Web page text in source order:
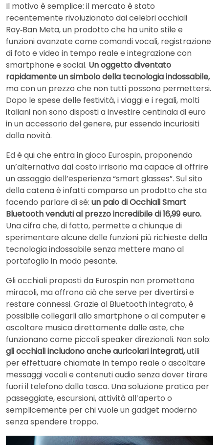
Il motivo è semplice: il mercato è stato
recentemente rivoluzionato dai celebri occhiali
Ray‑Ban Meta, un prodotto che ha unito stile e
funzioni avanzate come comandi vocali, registrazione
di foto e video in tempo reale e integrazione con
smartphone e social. Un oggetto diventato
rapidamente un simbolo della tecnologia indossabile,
ma con un prezzo che non tutti possono permettersi.
Dopo le spese delle festività, i viaggi e i regali, molti
italiani non sono disposti a investire centinaia di euro
in un accessorio del genere, pur essendo incuriositi
dalla novità.
Ed è qui che entra in gioco Eurospin, proponendo
un’alternativa dal costo irrisorio ma capace di offrire
un assaggio dell’esperienza “smart glasses”. Sul sito
della catena è infatti comparso un prodotto che sta
facendo parlare di sé: un paio di Occhiali Smart
Bluetooth venduti al prezzo incredibile di 16,99 euro.
Una cifra che, di fatto, permette a chiunque di
sperimentare alcune delle funzioni più richieste della
tecnologia indossabile senza mettere mano al
portafoglio in modo pesante.
Gli occhiali proposti da Eurospin non promettono
miracoli, ma offrono ciò che serve per divertirsi e
restare connessi. Grazie al Bluetooth integrato, è
possibile collegarli allo smartphone o al computer e
ascoltare musica direttamente dalle aste, che
funzionano come piccoli speaker direzionali. Non solo:
gli occhiali includono anche auricolari integrati,utili
per effettuare chiamate in tempo reale o ascoltare
messaggi vocali e contenuti audio senza dover tirare
fuori il telefono dalla tasca. Una soluzione pratica per
passeggiate, escursioni, attività all’aperto o
semplicemente per chi vuole un gadget moderno
senza spendere troppo.